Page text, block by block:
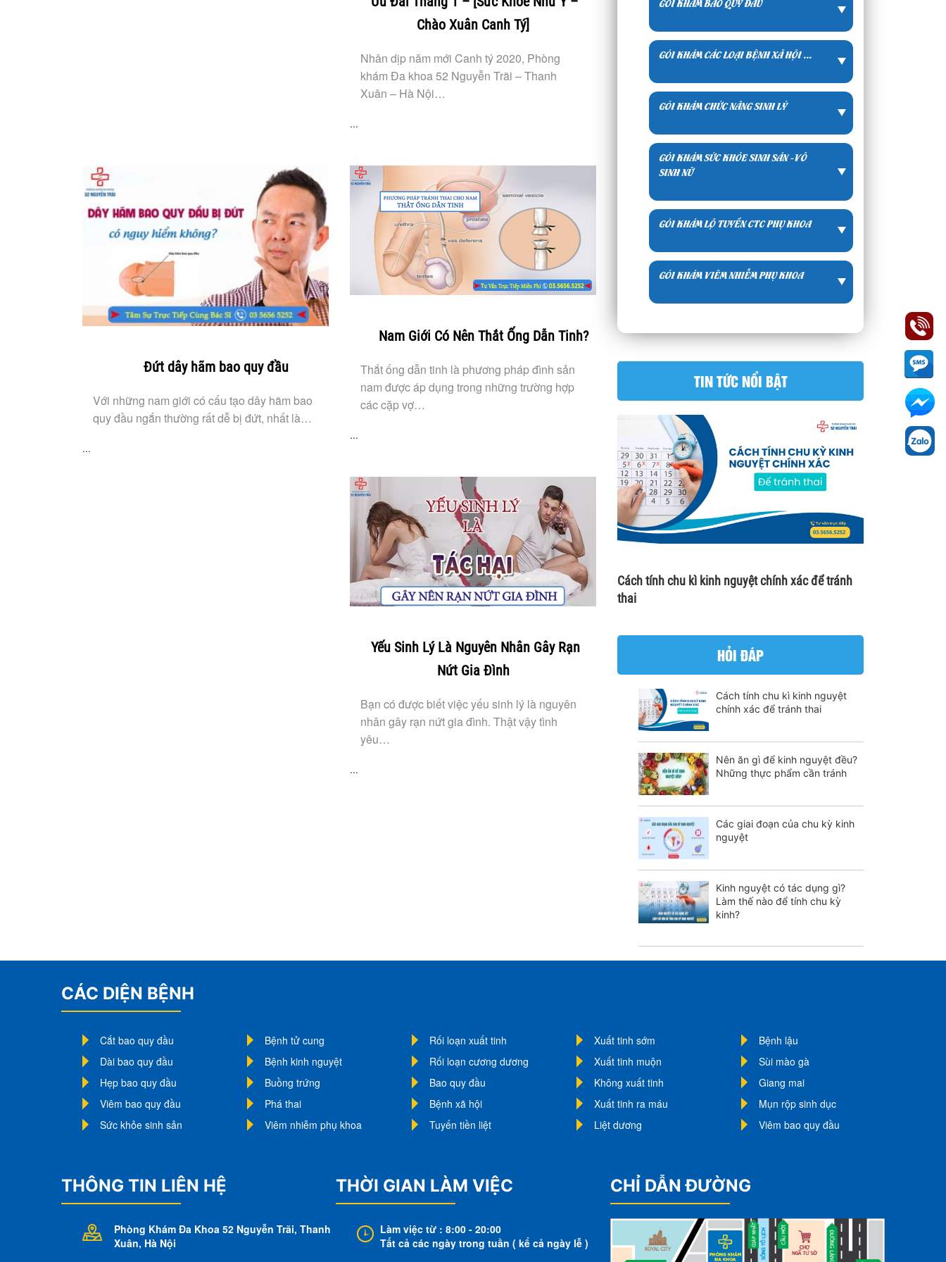
Chào Xuân Canh Tý]
Nhân dịp năm mới Canh tý 2020, Phòng
khám Đa khoa 52 Nguyễn Trãi – Thanh
Xuân – Hà Nội…
...
Đứt dây hãm bao quy đầu
Với những nam giới có cấu tạo dây hãm bao
quy đầu ngắn thường rất dễ bị đứt, nhất là…
...
Nam Giới Có Nên Thắt Ống Dẫn Tinh?
Thắt ống dẫn tinh là phương pháp đình sản
nam được áp dụng trong những trường hợp
các cặp vợ…
...
Yếu Sinh Lý Là Nguyên Nhân Gây Rạn
Nứt Gia Đình
Bạn có được biết việc yếu sinh lý là nguyên
nhân gây rạn nứt gia đình. Thật vậy tình
yêu…
...
GÓI KHÁM BAO QUY ĐẦU
GÓI KHÁM CÁC LOẠI BỆNH XÃ HỘI ...
GÓI KHÁM CHỨC NĂNG SINH LÝ
GÓI KHÁM SỨC KHỎE SINH SẢN -VÔ
SINH NỮ
GÓI KHÁM LỘ TUYẾN CTC PHỤ KHOA
GÓI KHÁM VIÊM NHIỄM PHỤ KHOA
TIN TỨC NỔI BẬT
Cách tính chu kì kinh nguyệt chính xác để tránh
thai
HỎI ĐÁP
Cách tính chu kì kinh nguyệt
chính xác để tránh thai
Nên ăn gì để kinh nguyệt đều?
Những thực phẩm cần tránh
Các giai đoạn của chu kỳ kinh
nguyệt
Kinh nguyệt có tác dụng gì?
Làm thế nào để tính chu kỳ
kinh?
CÁC DIỆN BỆNH
Cắt bao quy đầu
Dài bao quy đầu
Hẹp bao quy đầu
Viêm bao quy đầu
Sức khỏe sinh sản
Bệnh tử cung
Bệnh kinh nguyệt
Buồng trứng
Phá thai
Viêm nhiễm phụ khoa
Rối loạn xuất tinh
Rối loạn cương dương
Bao quy đầu
Bệnh xã hội
Tuyến tiền liệt
Xuất tinh sớm
Xuất tinh muộn
Không xuất tinh
Xuất tinh ra máu
Liệt dương
Bệnh lậu
Sùi mào gà
Giang mai
Mụn rộp sinh dục
Viêm bao quy đầu
THÔNG TIN LIÊN HỆ
Phòng Khám Đa Khoa 52 Nguyễn Trãi, Thanh
Xuân, Hà Nội
THỜI GIAN LÀM VIỆC
Làm việc từ : 8:00 - 20:00
Tất cả các ngày trong tuần ( kể cả ngày lễ )
CHỈ DẪN ĐƯỜNG